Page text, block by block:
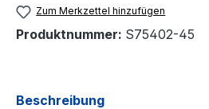
Zum Merkzettel hinzufügen
Produktnummer: S75402-45
Beschreibung